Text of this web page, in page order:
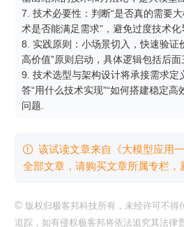
7. 技术必要性：判断“是否真的需要
术是否能满足需求”，避免过度技术化
8. 实践原则：小场景切入，快速验证
高价值”原则启动，具体逻辑包括后面
9. 技术选型与架构设计将承接需求定
答“用什么技术实现”“如何搭建稳定高
问题.
 该试读文章来自《大模型应用
全部文章，请购买文章所属专栏
© 版权归极客邦科技所有，未经许可不得
追踪，如有侵权极客邦将依法追究其法律责